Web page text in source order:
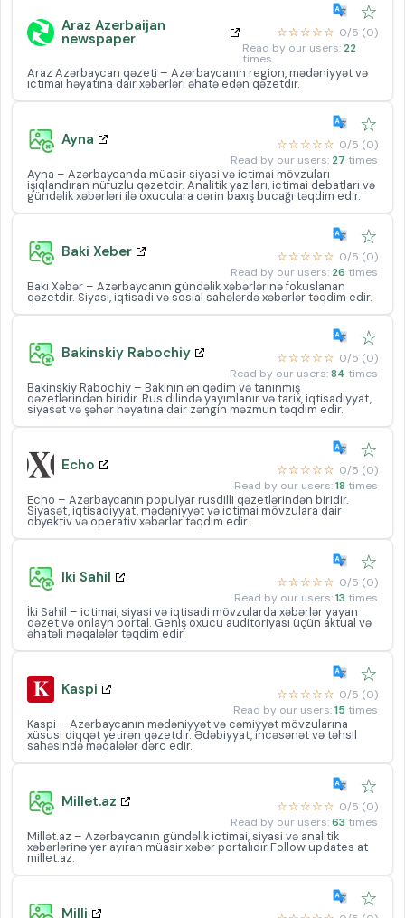
Araz Azerbaijan
newspaper
☆
☆☆☆☆☆ 0/5 (0)
Read by our users: 22
times
Araz Azərbaycan qəzeti – Azərbaycanın region, mədəniyyət və
ictimai həyatına dair xəbərləri əhatə edən qəzetdir.
Ayna
☆
☆☆☆☆☆ 0/5 (0)
Read by our users: 27 times
Ayna – Azərbaycanda müasir siyasi və ictimai mövzuları
işıqlandıran nüfuzlu qəzetdir. Analitik yazıları, ictimai debatları və
gündəlik xəbərləri ilə oxuculara dərin baxış bucağı təqdim edir.
Baki Xeber
☆
☆☆☆☆☆ 0/5 (0)
Read by our users: 26 times
Bakı Xəbər – Azərbaycanın gündəlik xəbərlərinə fokuslanan
qəzetdir. Siyasi, iqtisadi və sosial sahələrdə xəbərlər təqdim edir.
Bakinskiy Rabochiy
☆
☆☆☆☆☆ 0/5 (0)
Read by our users:84 times
Bakinskiy Rabochiy – Bakının ən qədim və tanınmış
qəzetlərindən biridir. Rus dilində yayımlanır və tarix, iqtisadiyyat,
siyasət və şəhər həyatına dair zəngin məzmun təqdim edir.
Echo
☆
☆☆☆☆☆ 0/5 (0)
Read by our users:18 times
Echo – Azərbaycanın populyar rusdilli qəzetlərindən biridir.
Siyasət, iqtisadiyyat, mədəniyyət və ictimai mövzulara dair
obyektiv və operativ xəbərlər təqdim edir.
Iki Sahil
☆
☆☆☆☆☆ 0/5 (0)
Read by our users:13 times
İki Sahil – ictimai, siyasi və iqtisadi mövzularda xəbərlər yayan
qəzet və onlayn portal. Geniş oxucu auditoriyası üçün aktual və
əhatəli məqalələr təqdim edir.
Kaspi
☆
☆☆☆☆☆ 0/5 (0)
Read by our users:15 times
Kaspi – Azərbaycanın mədəniyyət və cəmiyyət mövzularına
xüsusi diqqət yetirən qəzetdir. Ədəbiyyat, incəsənət və təhsil
sahəsində məqalələr dərc edir.
Millet.az
☆
☆☆☆☆☆ 0/5 (0)
Read by our users:63 times
Millət.az – Azərbaycanın gündəlik ictimai, siyasi və analitik
xəbərlərinə yer ayıran müasir xəbər portalıdır Follow updates at
millet.az.
Milli
☆